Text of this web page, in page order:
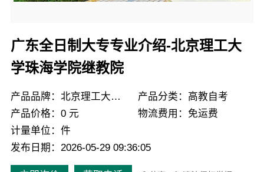
广东全日制大专专业介绍-北京理工大
学珠海学院继教院
产品品牌：北京理工大学珠海学院继续教育学院
产品分类：高教自考
产品价格：0 元
物流费用：免运费
计量单位：件
发布日期：2026-05-29 09:36:05